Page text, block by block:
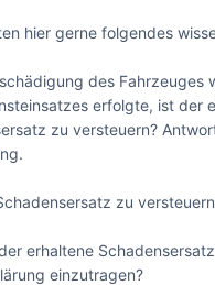
hier gerne folgendes
des Fahrzeuges
erfolgte, ist der
zu versteuern?
zu
erhaltene
einzutragen?